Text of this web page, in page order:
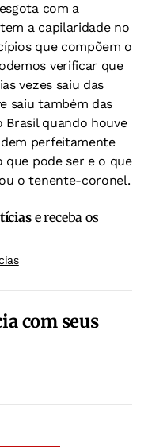
com a
a capilaridade no
que compõem o
verificar que
vezes saiu das
saiu também das
quando houve
perfeitamente
que pode ser e o que
o tenente-coronel.
e receba os
com seus